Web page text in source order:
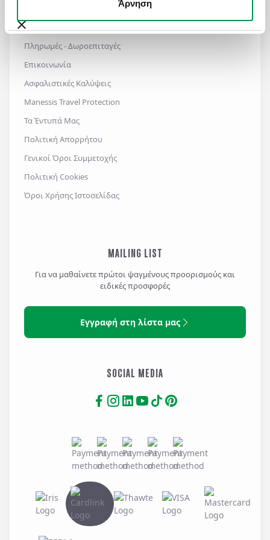
Άρνηση
Πολιτική Ποιότητας
Πληρωμές - Δωροεπιταγές
Επικοινωνία
Ασφαλιστικές Καλύψεις
Manessis Travel Protection
Τα Έντυπά Μας
Πολιτική Απορρήτου
Γενικοί Όροι Συμμετοχής
Πολιτική Cookies
Όροι Χρήσης Ιστοσελίδας
MAILING LIST
Για να μαθαίνετε πρώτοι ψαγμένους προορισμούς και
ειδικές προσφορές
Εγγραφή στη λίστα μας
SOCIAL MEDIA